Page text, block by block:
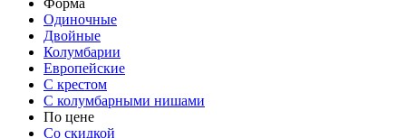
Форма
Одиночные
Двойные
Колумбарии
Европейские
С крестом
С колумбарными нишами
По цене
Со скидкой